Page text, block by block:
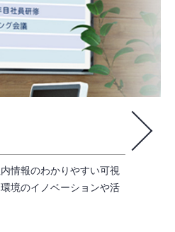
情報のわかりやすい可視
境のイノベーションや活